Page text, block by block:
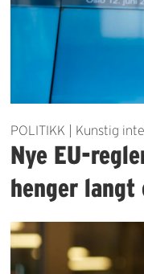
POLITIKK | Kunstig
Nye EU-
henger